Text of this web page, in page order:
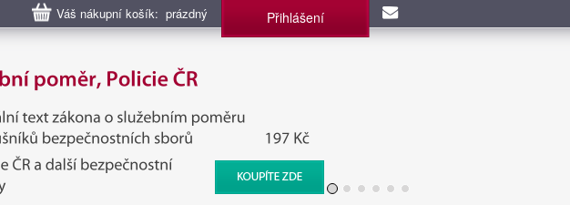
Váš nákupní košík: prázdný Přihlášení
Policie ČR, Vězeňská služba, BIS, Zpravodajské